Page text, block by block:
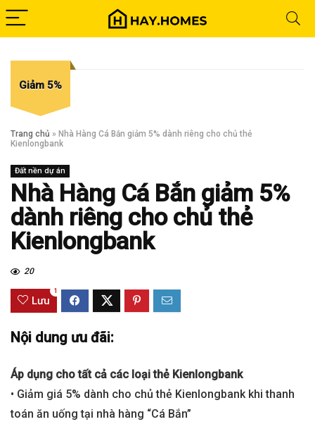
Giảm 5%
Trang chủ » Nhà Hàng Cá Bắn giảm 5% dành riêng cho chủ thẻ
Kienlongbank
Đất nền dự án
Nhà Hàng Cá Bắn giảm 5%
dành riêng cho chủ thẻ
Kienlongbank
20
Lưu
1
Nội dung ưu đãi:
Áp dụng cho tất cả các loại thẻ Kienlongbank
• Giảm giá 5% dành cho chủ thẻ Kienlongbank khi thanh
toán ăn uống tại nhà hàng “Cá Bắn”